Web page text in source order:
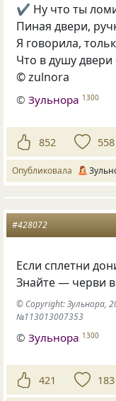
✔ Ну что ты
Пиная двери,
Я говорила,
Что в душу
© zulnora
©Зульнора 1300
852 558
Опубликовала
#428072
Если сплетни
Знайте — черви
© Copyright: Зульнора,
№113013007353
©Зульнора 1300
421 183